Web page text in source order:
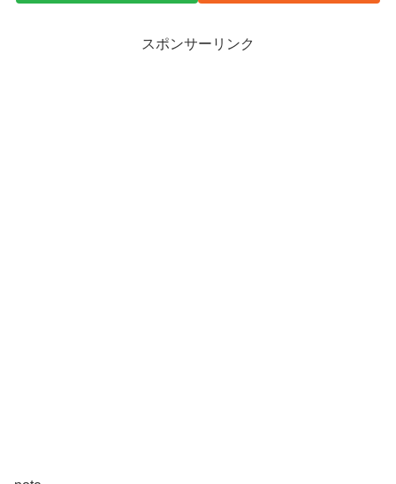
スポンサーリンク